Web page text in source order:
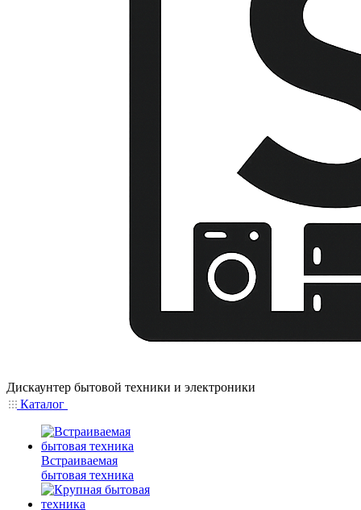
Дискаунтер бытовой техники и электроники
Каталог
Встраиваемая
бытовая техника